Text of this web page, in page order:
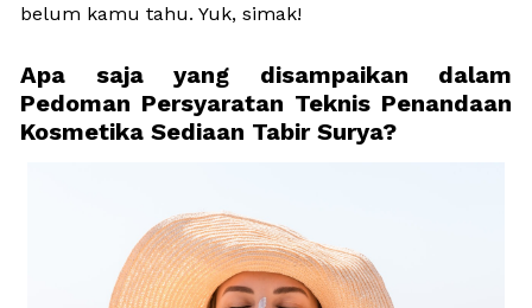
belum kamu tahu. Yuk, simak!
Apa saja yang disampaikan dalam
Pedoman Persyaratan Teknis Penandaan
Kosmetika Sediaan Tabir Surya?